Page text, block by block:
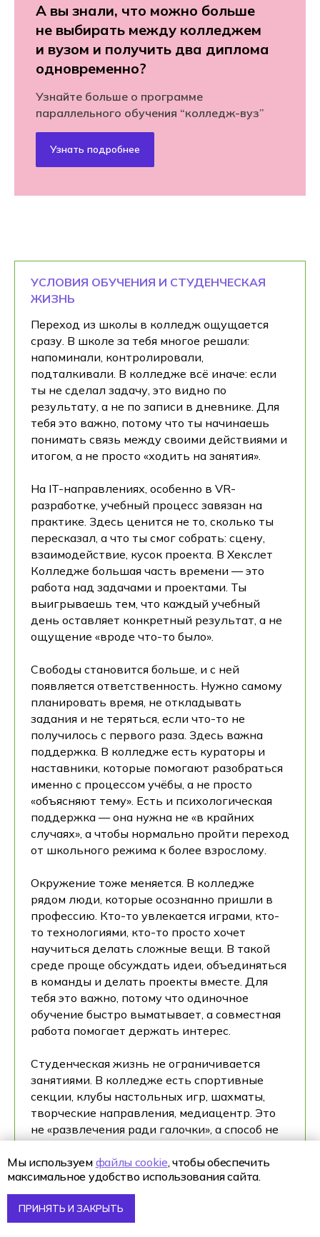
А вы знали, что можно больше
не выбирать между колледжем
и вузом и получить два диплома
одновременно?
Узнайте больше о программе
параллельного обучения “колледж-вуз”
Узнать подробнее
УСЛОВИЯ ОБУЧЕНИЯ И СТУДЕНЧЕСКАЯ
ЖИЗНЬ
Переход из школы в колледж ощущается
сразу. В школе за тебя многое решали:
напоминали, контролировали,
подталкивали. В колледже всё иначе: если
ты не сделал задачу, это видно по
результату, а не по записи в дневнике. Для
тебя это важно, потому что ты начинаешь
понимать связь между своими действиями и
итогом, а не просто «ходить на занятия».
На IT-направлениях, особенно в VR-
разработке, учебный процесс завязан на
практике. Здесь ценится не то, сколько ты
пересказал, а что ты смог собрать: сцену,
взаимодействие, кусок проекта. В Хекслет
Колледже большая часть времени — это
работа над задачами и проектами. Ты
выигрываешь тем, что каждый учебный
день оставляет конкретный результат, а не
ощущение «вроде что-то было».
Свободы становится больше, и с ней
появляется ответственность. Нужно самому
планировать время, не откладывать
задания и не теряться, если что-то не
получилось с первого раза. Здесь важна
поддержка. В колледже есть кураторы и
наставники, которые помогают разобраться
именно с процессом учёбы, а не просто
«объясняют тему». Есть и психологическая
поддержка — она нужна не «в крайних
случаях», а чтобы нормально пройти переход
от школьного режима к более взрослому.
Окружение тоже меняется. В колледже
рядом люди, которые осознанно пришли в
профессию. Кто-то увлекается играми, кто-
то технологиями, кто-то просто хочет
научиться делать сложные вещи. В такой
среде проще обсуждать идеи, объединяться
в команды и делать проекты вместе. Для
тебя это важно, потому что одиночное
обучение быстро выматывает, а совместная
работа помогает держать интерес.
Студенческая жизнь не ограничивается
занятиями. В колледже есть спортивные
секции, клубы настольных игр, шахматы,
творческие направления, медиацентр. Это
не «развлечения ради галочки», а способ не
застревать в режиме постоянной учёбы. Ты
ничего не теряешь в знаниях, но
выигрываешь в состоянии и концентрации.
Мы используем файлы cookie, чтобы обеспечить
максимальное удобство использования сайта.
ПРИНЯТЬ И ЗАКРЫТЬ